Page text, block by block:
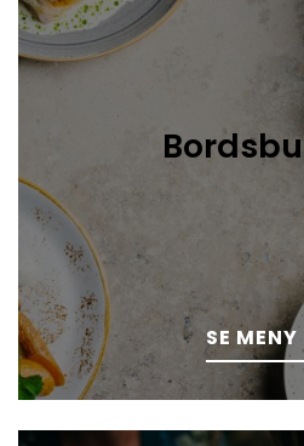
SE MENY